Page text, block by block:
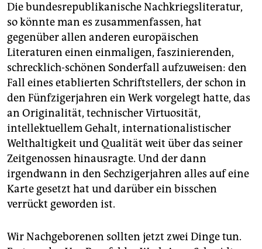
Die bundesrepublikanische Nachkriegsliteratur,
so könnte man es zusammenfassen, hat
gegenüber allen anderen europäischen
Literaturen einen einmaligen, faszinierenden,
schrecklich-schönen Sonderfall aufzuweisen: den
Fall eines etablierten Schriftstellers, der schon in
den Fünfzigerjahren ein Werk vorgelegt hatte, das
an Originalität, technischer Virtuosität,
intellektuellem Gehalt, internationalistischer
Welthaltigkeit und Qualität weit über das seiner
Zeitgenossen hinausragte. Und der dann
irgendwann in den Sechzigerjahren alles auf eine
Karte gesetzt hat und darüber ein bisschen
verrückt geworden ist.
Wir Nachgeborenen sollten jetzt zwei Dinge tun.